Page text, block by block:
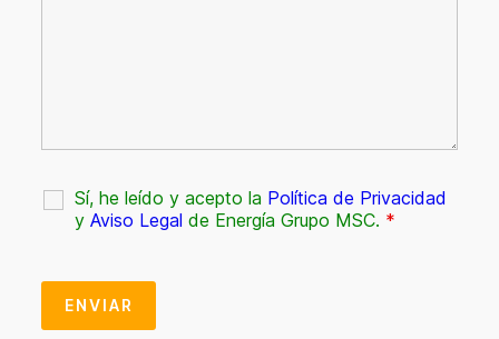
Sí, he leído y acepto la Política de Privacidad
y Aviso Legal de Energía Grupo MSC. *